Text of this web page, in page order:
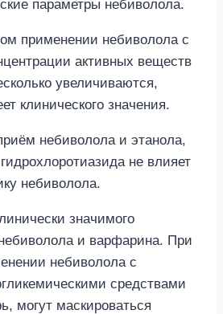
параметры небиволола.
применении небиволола с
активных веществ
увеличиваются,
клинического значения.
небиволола и этанола,
не влияет
небиволола.
значимого
и варфарина. При
небиволола с
средствами
могут маскироваться